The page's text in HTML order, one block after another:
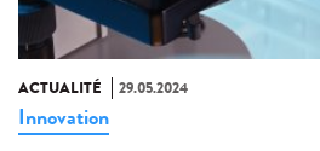
ACTUALITÉ 29.05.2024
Innovation